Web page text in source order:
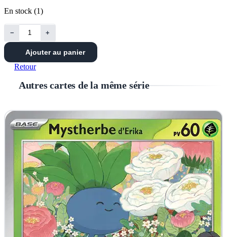
En stock (1)
− +
Ajouter au panier
Retour
Autres cartes de la même série